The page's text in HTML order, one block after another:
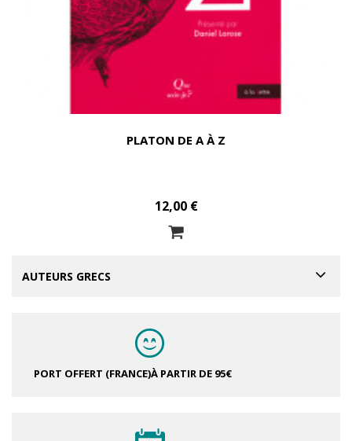
PLATON DE A À Z
12,00 €
AUTEURS GRECS
PORT OFFERT (FRANCE)À PARTIR DE 95€